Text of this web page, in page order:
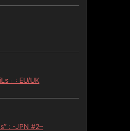
」: EU/UK
: -JPN #2–